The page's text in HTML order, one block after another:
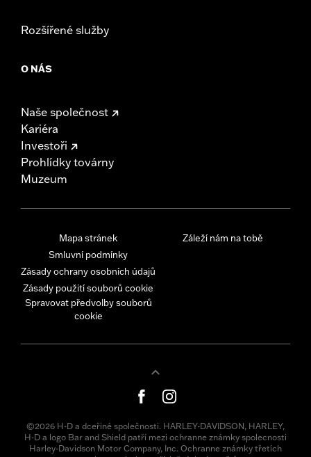
Rozšířené služby
O NÁS
Naše společnost
Kariéra
Investoři
Prohlídky továrny
Muzeum
Mapa stránek
Smluvní podmínky
Zásady ochrany osobních údajů
Zásady použití souborů cookie
Spravovat předvolby souborů
cookie
Záleží nám na tobě
©2026 H-D a dceřiné společnosti. HARLEY-DAVIDSON, HARLEY,
H-D a logo Bar and Shield patří mezi ochranne známky spolecnosti
Harley-Davidson Motor Company, Inc. Ochranne známky třetích